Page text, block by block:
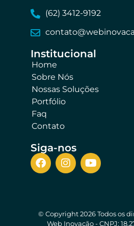
(62) 3412-9192
Institucional​
Home
Sobre Nós
Nossas Soluções
Portfólio
Faq
Contato
Siga-nos
© Copyright 2026 Todos os
Web Inovação - CNPJ: